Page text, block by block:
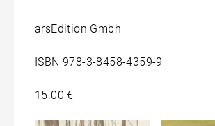
arsEdition Gmbh
ISBN 978-3-8458-4359-9
15.00 €